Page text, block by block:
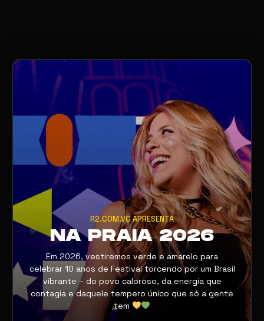
R2.COM.VC APRESENTA
NA PRAIA 2026
Em 2026, vestiremos verde e amarelo para
celebrar 10 anos de Festival torcendo por um Brasil
vibrante – do povo caloroso, da energia que
contagia e daquele tempero único que só a gente
tem